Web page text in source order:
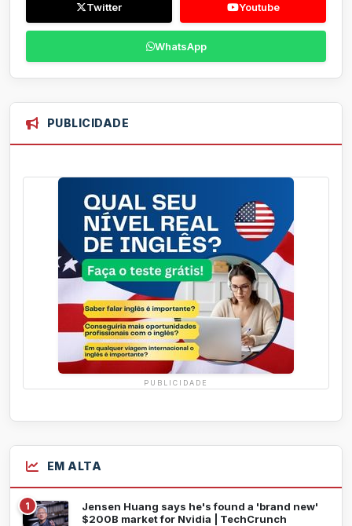
Twitter Youtube
WhatsApp
PUBLICIDADE
PUBLICIDADE
EM ALTA
1
Jensen Huang says he's found a 'brand new'
$200B market for Nvidia | TechCrunch